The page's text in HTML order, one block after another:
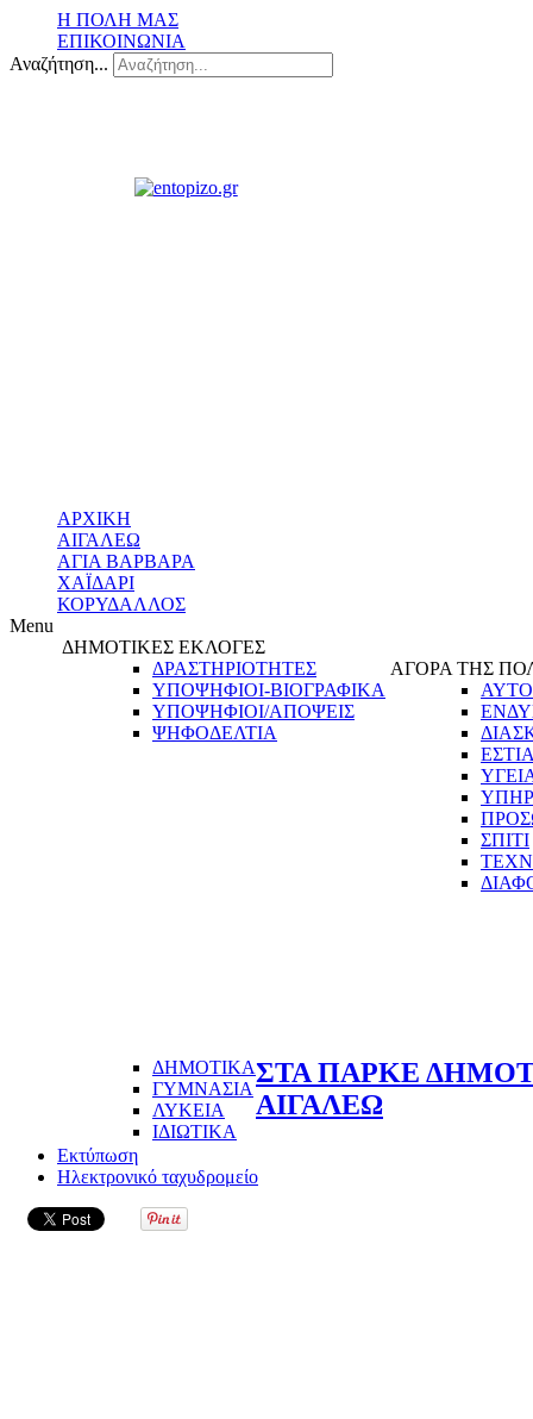
Η ΠΟΛΗ ΜΑΣ
ΕΠΙΚΟΙΝΩΝΙΑ
Αναζήτηση...
ΑΡΧΙΚΗ
ΑΙΓΑΛΕΩ
ΑΓΙΑ ΒΑΡΒΑΡΑ
ΧΑΪΔΑΡΙ
ΚΟΡΥΔΑΛΛΟΣ
Menu
ΔΗΜΟΤΙΚΕΣ ΕΚΛΟΓΕΣ
ΔΡΑΣΤΗΡΙΟΤΗΤΕΣ
ΥΠΟΨΗΦΙΟΙ-ΒΙΟΓΡΑΦΙΚΑ
ΥΠΟΨΗΦΙΟΙ/ΑΠΟΨΕΙΣ
ΨΗΦΟΔΕΛΤΙΑ
ΑΓΟΡΑ ΤΗΣ
ΣΠΙΤΙ
ΔΗΜΟΤΙΚΑ
ΓΥΜΝΑΣΙΑ
ΛΥΚΕΙΑ
ΙΔΙΩΤΙΚΑ
ΣΤΑ ΠΑΡΚΕ
ΑΙΓΑΛΕΩ
Εκτύπωση
Ηλεκτρονικό ταχυδρομείο